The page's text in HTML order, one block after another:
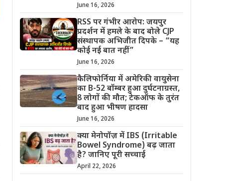
June 16, 2026
RSS पर गंभीर आरोप: जयपुर
प्रदर्शन में हमले के बाद बोले CJP
संस्थापक अभिजीत दिपके – “यह
कोई नई बात नहीं”
June 16, 2026
कैलिफोर्निया में अमेरिकी वायुसेना
का B-52 बॉम्बर हुआ दुर्घटनाग्रस्त,
8 लोगों की मौत; टेकऑफ के तुरंत
बाद हुआ भीषण हादसा
June 16, 2026
क्या मेनोपॉज़ में IBS (Irritable
Bowel Syndrome) बढ़ जाता
है? जानिए पूरी सच्चाई
April 22, 2026